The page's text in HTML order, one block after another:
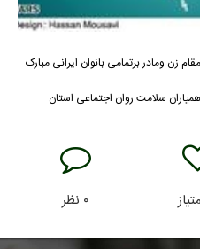
زن ومادر برتمامی بانوان ایرانی مبارک
سلامت روان اجتماعی استان
۰ نظر